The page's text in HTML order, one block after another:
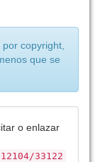
copyright,
que se
o enlazar
33122